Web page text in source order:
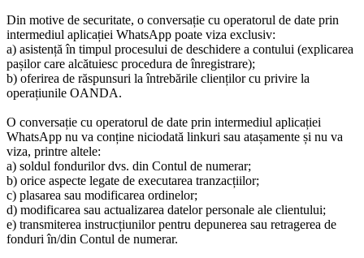
Din motive de securitate, o conversație cu operatorul de date prin
intermediul aplicației WhatsApp poate viza exclusiv:
a) asistență în timpul procesului de deschidere a contului (explicarea
pașilor care alcătuiesc procedura de înregistrare);
b) oferirea de răspunsuri la întrebările clienților cu privire la
operațiunile OANDA.
O conversație cu operatorul de date prin intermediul aplicației
WhatsApp nu va conține niciodată linkuri sau atașamente și nu va
viza, printre altele:
a) soldul fondurilor dvs. din Contul de numerar;
b) orice aspecte legate de executarea tranzacțiilor;
c) plasarea sau modificarea ordinelor;
d) modificarea sau actualizarea datelor personale ale clientului;
e) transmiterea instrucțiunilor pentru depunerea sau retragerea de
fonduri în/din Contul de numerar.